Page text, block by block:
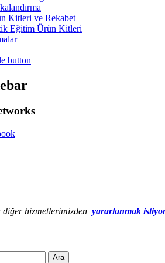
Kitleri ve Rekabet
Eğitim Ürün Kitleri
button
diğer hizmetlerimizden yararlanmak